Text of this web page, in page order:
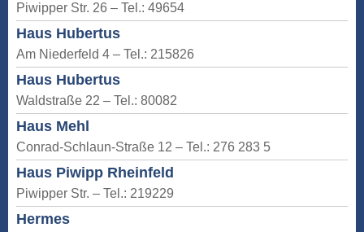
Piwipper Str. 26 – Tel.: 49654
Haus Hubertus
Am Niederfeld 4 – Tel.: 215826
Haus Hubertus
Waldstraße 22 – Tel.: 80082
Haus Mehl
Conrad-Schlaun-Straße 12 – Tel.: 276 283 5
Haus Piwipp Rheinfeld
Piwipper Str. – Tel.: 219229
Hermes